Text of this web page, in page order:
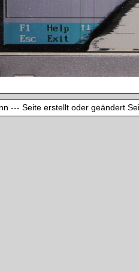
--- Seite erstellt oder geändert